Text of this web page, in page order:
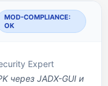
MOD-COMPLIANCE:
OK
Expert
через JADX-GUI и